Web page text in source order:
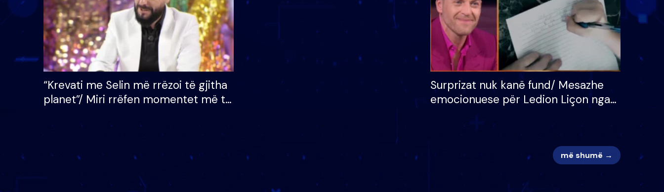
“Krevati me Selin më rrëzoi të gjitha
planet”/ Miri rrëfen momentet më të
mungojë zilja e mëngjesit kur…
Surprizat nuk kanë fund/ Mesazhe
emocionuese për Ledion Liçon nga
nuk i mban dot lotët: Nuk meritoj…
më shumë →